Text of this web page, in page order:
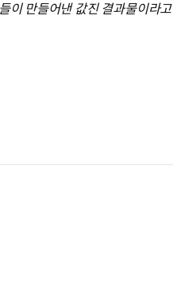
이 만들어낸 값진 결과물이라고